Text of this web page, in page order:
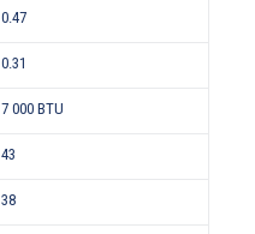
0.47
0.31
7 000 BTU
43
38